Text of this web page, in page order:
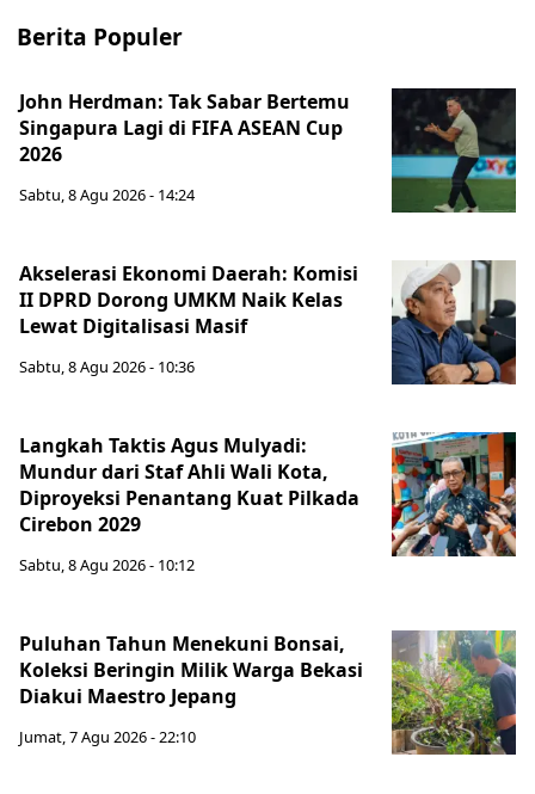
Berita Populer
John Herdman: Tak Sabar Bertemu
Singapura Lagi di FIFA ASEAN Cup
2026
Sabtu, 8 Agu 2026 - 14:24
Akselerasi Ekonomi Daerah: Komisi
II DPRD Dorong UMKM Naik Kelas
Lewat Digitalisasi Masif
Sabtu, 8 Agu 2026 - 10:36
Langkah Taktis Agus Mulyadi:
Mundur dari Staf Ahli Wali Kota,
Diproyeksi Penantang Kuat Pilkada
Cirebon 2029
Sabtu, 8 Agu 2026 - 10:12
Puluhan Tahun Menekuni Bonsai,
Koleksi Beringin Milik Warga Bekasi
Diakui Maestro Jepang
Jumat, 7 Agu 2026 - 22:10